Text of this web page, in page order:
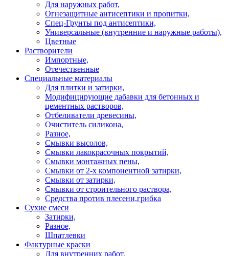
Для наружных работ,
Огнезащитные антисептики и пропитки,
Спец-Грунты под антисептики,
Универсальные (внутренние и наружные работы),
Цветные
Растворители
Импортные,
Отечественные
Специальные материалы
Для плитки и затирки,
Модифицирующие дабавки для бетонных и
цементных растворов,
Отбеливатели древесины,
Очиститель силикона,
Разное,
Смывки высолов,
Смывки лакокрасочных покрытий,
Смывки монтажных пены,
Смывки от 2-х компонентной затирки,
Смывки от затирки,
Смывки от строительного раствора,
Средства против плесени,грибка
Сухие смеси
Затирки,
Разное,
Шпатлевки
Фактурные краски
Для внутренних работ,